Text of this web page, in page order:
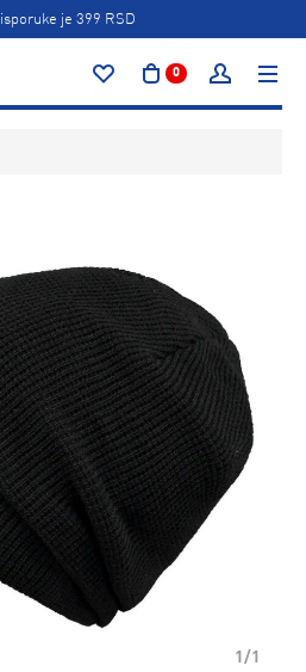
je 399 RSD
0
1/1